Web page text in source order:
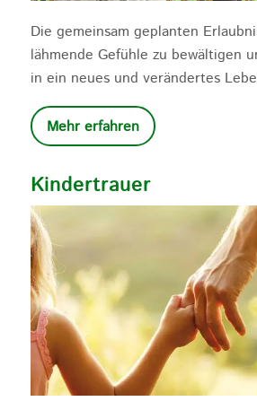
Die gemeinsam geplanten
lähmende Gefühle zu bewältigen
in ein neues und verändertes
Mehr erfahren
Kindertrauer